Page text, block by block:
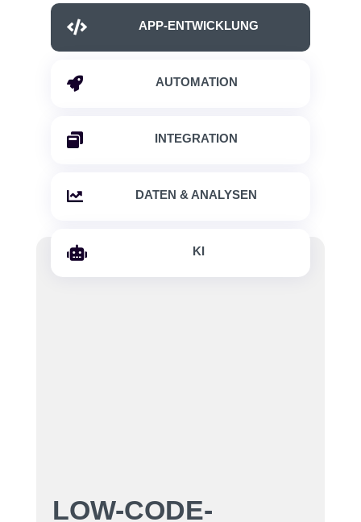
 APP-ENTWICKLUNG
 AUTOMATION
 INTEGRATION
 DATEN & ANALYSEN
 KI
LOW-CODE-